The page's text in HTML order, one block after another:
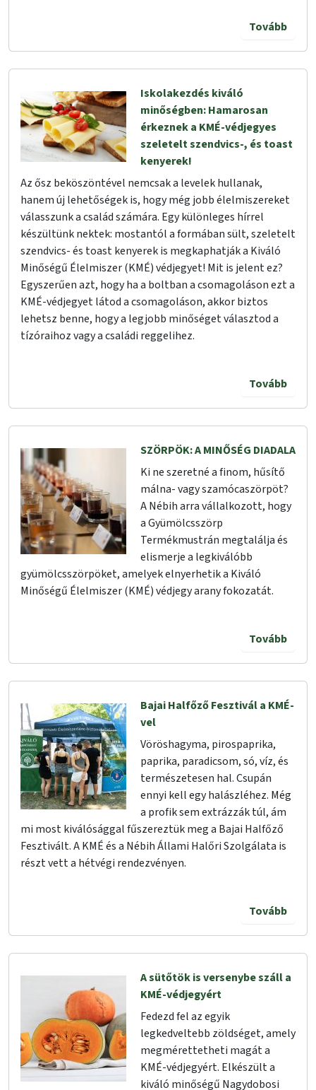
Tovább
Iskolakezdés kiváló
minőségben: Hamarosan
érkeznek a KMÉ-védjegyes
szeletelt szendvics-, és toast
kenyerek!
Az ősz beköszöntével nemcsak a levelek hullanak,
hanem új lehetőségek is, hogy még jobb élelmiszereket
válasszunk a család számára. Egy különleges hírrel
készültünk nektek: mostantól a formában sült, szeletelt
szendvics- és toast kenyerek is megkaphatják a Kiváló
Minőségű Élelmiszer (KMÉ) védjegyet! Mit is jelent ez?
Egyszerűen azt, hogy ha a boltban a csomagoláson ezt a
KMÉ-védjegyet látod a csomagoláson, akkor biztos
lehetsz benne, hogy a legjobb minőséget választod a
tízóraihoz vagy a családi reggelihez.
Tovább
SZÖRPÖK: A MINŐSÉG DIADALA
Ki ne szeretné a finom, hűsítő
málna- vagy szamócaszörpöt?
A Nébih arra vállalkozott, hogy
a Gyümölcsszörp
Termékmustrán megtalálja és
elismerje a legkiválóbb
gyümölcsszörpöket, amelyek elnyerhetik a Kiváló
Minőségű Élelmiszer (KMÉ) védjegy arany fokozatát.
Tovább
Bajai Halfőző Fesztivál a KMÉ-
vel
Vöröshagyma, pirospaprika,
paprika, paradicsom, só, víz, és
természetesen hal. Csupán
ennyi kell egy halászléhez. Még
a profik sem extrázzák túl, ám
mi most kiválósággal fűszereztük meg a Bajai Halfőző
Fesztivált. A KMÉ és a Nébih Állami Halőri Szolgálata is
részt vett a hétvégi rendezvényen.
Tovább
A sütőtök is versenybe száll a
KMÉ-védjegyért
Fedezd fel az egyik
legkedveltebb zöldséget, amely
megmérettetheti magát a
KMÉ-védjegyért. Elkészült a
kiváló minőségű Nagydobosi